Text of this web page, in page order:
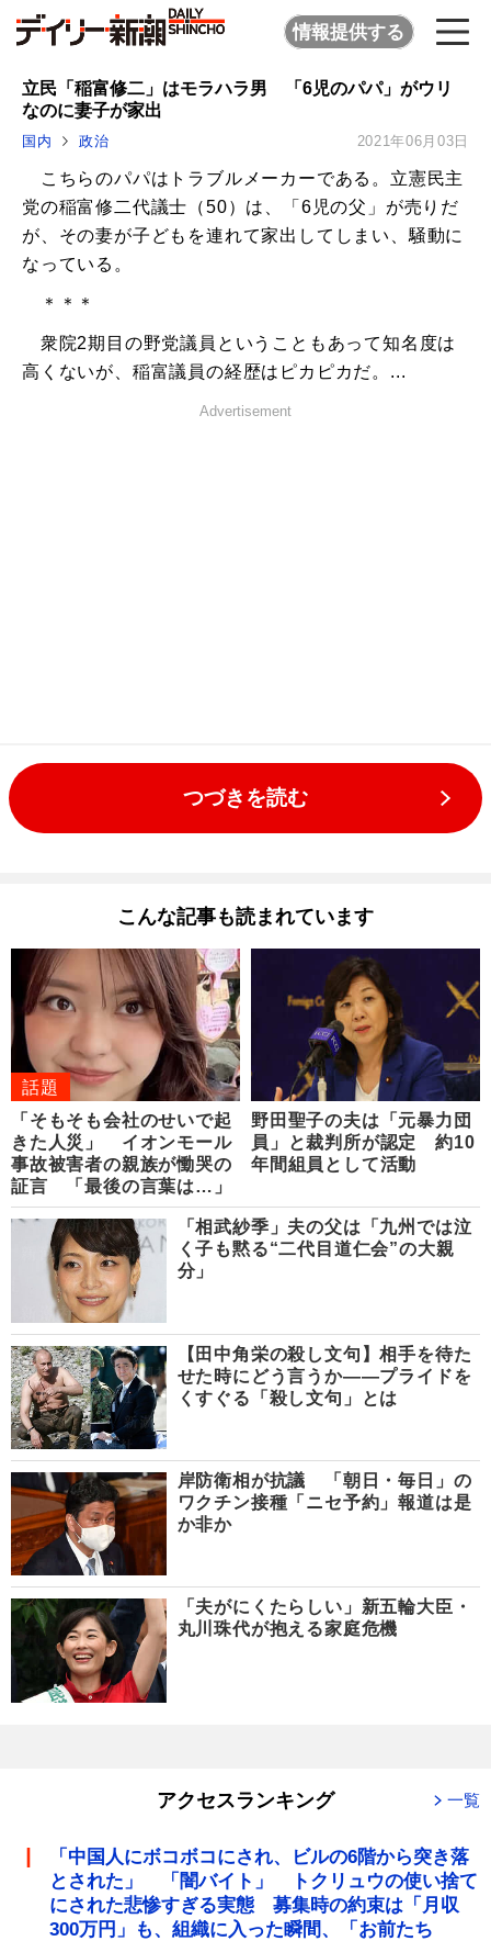
情報提供する
立民「稲富修二」はモラハラ男 「6児のパパ」がウリ
なのに妻子が家出
国内 政治 2021年06月03日
こちらのパパはトラブルメーカーである。立憲民主
党の稲富修二代議士（50）は、「6児の父」が売りだ
が、その妻が子どもを連れて家出してしまい、騒動に
なっている。
＊＊＊
衆院2期目の野党議員ということもあって知名度は
高くないが、稲富議員の経歴はピカピカだ。...
Advertisement
つづきを読む
こんな記事も読まれています
話題
「そもそも会社のせいで起
きた人災」 イオンモール
事故被害者の親族が慟哭の
証言 「最後の言葉は…」
野田聖子の夫は「元暴力団
員」と裁判所が認定 約10
年間組員として活動
「相武紗季」夫の父は「九州では泣
く子も黙る“二代目道仁会”の大親
分」
【田中角栄の殺し文句】相手を待た
せた時にどう言うか――プライドを
くすぐる「殺し文句」とは
岸防衛相が抗議 「朝日・毎日」の
ワクチン接種「ニセ予約」報道は是
か非か
「夫がにくたらしい」新五輪大臣・
丸川珠代が抱える家庭危機
アクセスランキング 一覧
「中国人にボコボコにされ、ビルの6階から突き落
とされた」 「闇バイト」 トクリュウの使い捨て
にされた悲惨すぎる実態 募集時の約束は「月収
300万円」も、組織に入った瞬間、「お前たち